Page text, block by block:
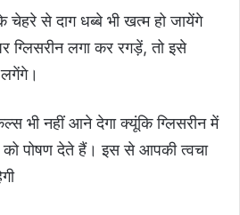
से दाग धब्बे भी खत्म हो जायेंगे
लगा कर रगड़ें, तो इसे
भी नहीं आने देगा क्यूंकि ग्लिसरीन में
को पोषण देते हैं। इस से आपकी त्वचा